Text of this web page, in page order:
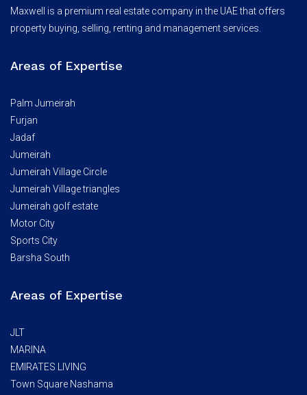
Maxwell is a premium real estate company in the UAE that offers
property buying, selling, renting and management services.
Areas of Expertise
Palm Jumeirah
Furjan
Jadaf
Jumeirah
Jumeirah Village Circle
Jumeirah Village triangles
Jumeirah golf estate
Motor City
Sports City
Barsha South
Areas of Expertise
JLT
MARINA
EMIRATES LIVING
Town Square Nashama